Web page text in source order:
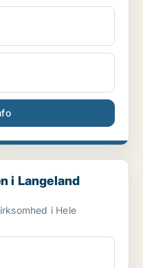
Kommune
i Langeland
i Hele